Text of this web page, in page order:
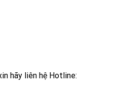
hãy liên hệ Hotline: